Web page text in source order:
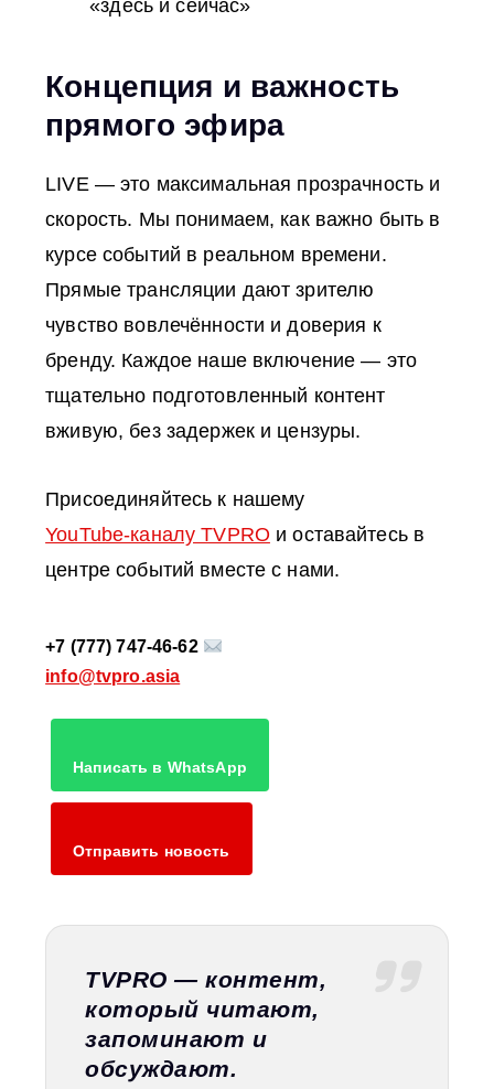
«здесь и сейчас»
Концепция и важность
прямого эфира
LIVE — это максимальная прозрачность и
скорость. Мы понимаем, как важно быть в
курсе событий в реальном времени.
Прямые трансляции дают зрителю
чувство вовлечённости и доверия к
бренду. Каждое наше включение — это
тщательно подготовленный контент
вживую, без задержек и цензуры.
Присоединяйтесь к нашему
YouTube‑каналу TVPRO и оставайтесь в
центре событий вместе с нами.
+7 (777) 747-46-62
info@tvpro.asia
Написать в WhatsApp
Отправить новость
TVPRO — контент,
который читают,
запоминают и
обсуждают.